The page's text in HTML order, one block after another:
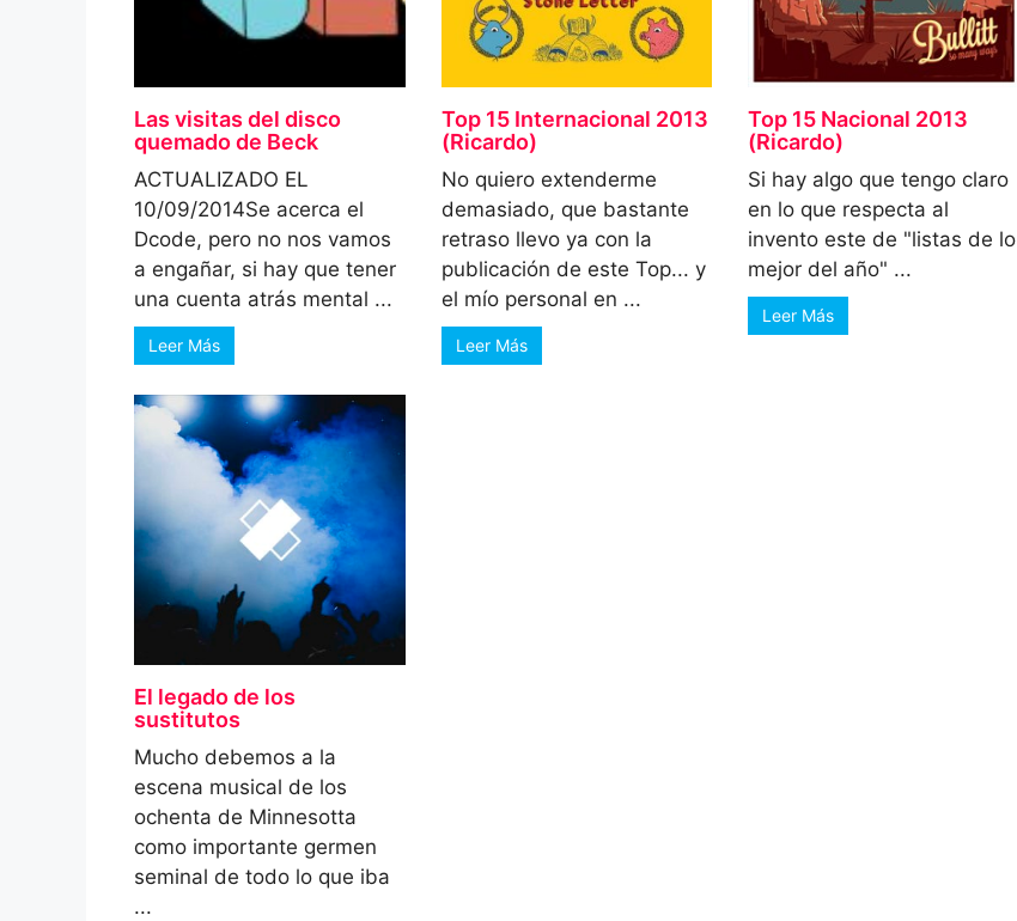
Las visitas del disco
quemado de Beck
ACTUALIZADO EL
10/09/2014Se acerca el
Dcode, pero no nos vamos
a engañar, si hay que tener
una cuenta atrás mental ...
Leer Más
Top 15 Internacional 2013
(Ricardo)
No quiero extenderme
demasiado, que bastante
retraso llevo ya con la
publicación de este Top... y
el mío personal en ...
Leer Más
Top 15 Nacional 2013
(Ricardo)
Si hay algo que tengo claro
en lo que respecta al
invento este de "listas de lo
mejor del año" ...
Leer Más
El legado de los
sustitutos
Mucho debemos a la
escena musical de los
ochenta de Minnesotta
como importante germen
seminal de todo lo que iba
...